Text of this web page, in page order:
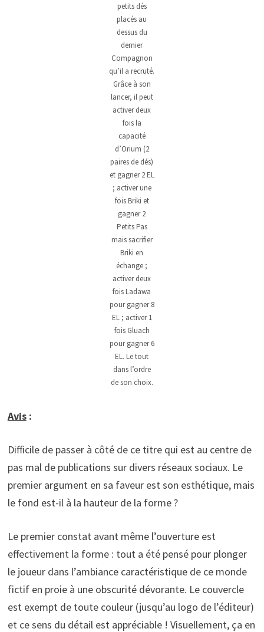
petits dés
placés au
dessus du
dernier
Compagnon
qu’il a recruté.
Grâce à son
lancer, il peut
activer deux
fois la
capacité
d’Orium (2
paires de dés)
et gagner 2 EL
; activer une
fois Briki et
gagner 2
Petits Pas
mais sacrifier
Briki en
échange ;
activer deux
fois Ladawa
pour gagner 8
EL ; activer 1
fois Gluach
pour gagner 6
EL. Le tout
dans l’ordre
de son choix.
Avis:
Difficile de passer à côté de ce titre qui est au centre de
pas mal de publications sur divers réseaux sociaux. Le
premier argument en sa faveur est son esthétique, mais
le fond est-il à la hauteur de la forme ?
Le premier constat avant même l’ouverture est
effectivement la forme : tout a été pensé pour plonger
le joueur dans l’ambiance caractéristique de ce monde
fictif en proie à une obscurité dévorante. Le couvercle
est exempt de toute couleur (jusqu’au logo de l’éditeur)
et ce sens du détail est appréciable ! Visuellement, ça en